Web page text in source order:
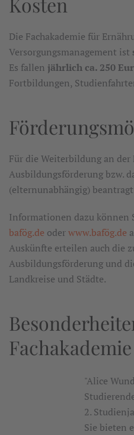
Die Fachakademie für
Versorgungsmanagement ist
Es fallen jährlich ca. 250
Fortbildungen,
Für die Weiterbildung an der
Ausbildungsförderung bzw.
(elternunabhängig)
Informationen dazu können
bafög.de oderwww.bafög.de
Auskünfte erteilen auch die
Ausbildungsförderung und
Landkreise und Städte.
"Alice
2.
Sie bieten